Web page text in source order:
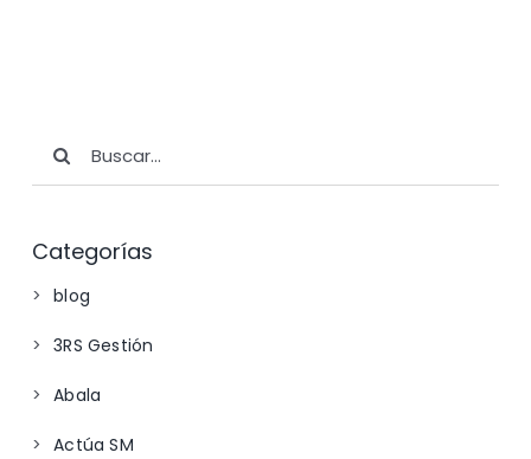
Categorías
blog
3RS Gestión
Abala
Actúa SM